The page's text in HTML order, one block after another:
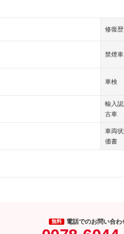
修復歴
禁煙車
車検
輸入
古車
車両
価書
無料 電話でのお問い合わ